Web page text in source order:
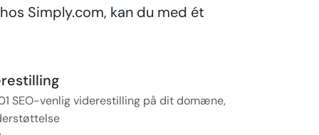
Simply.com, kan du med ét
SEO-venlig viderestilling på dit domæne,